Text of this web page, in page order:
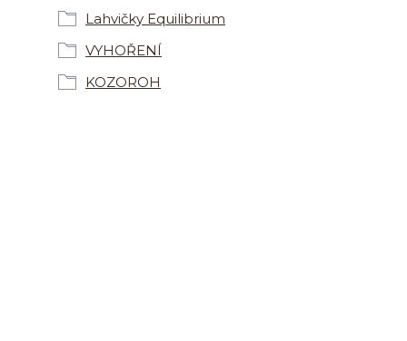
Lahvičky Equilibrium
VYHOŘENÍ
KOZOROH